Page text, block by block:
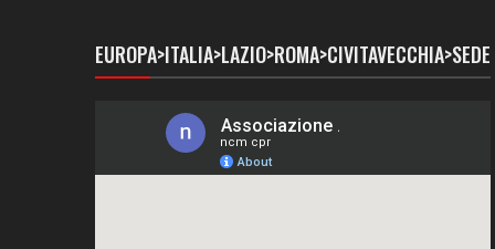
EUROPA>ITALIA>LAZIO>ROMA>CIVITAVECCHIA>SEDE